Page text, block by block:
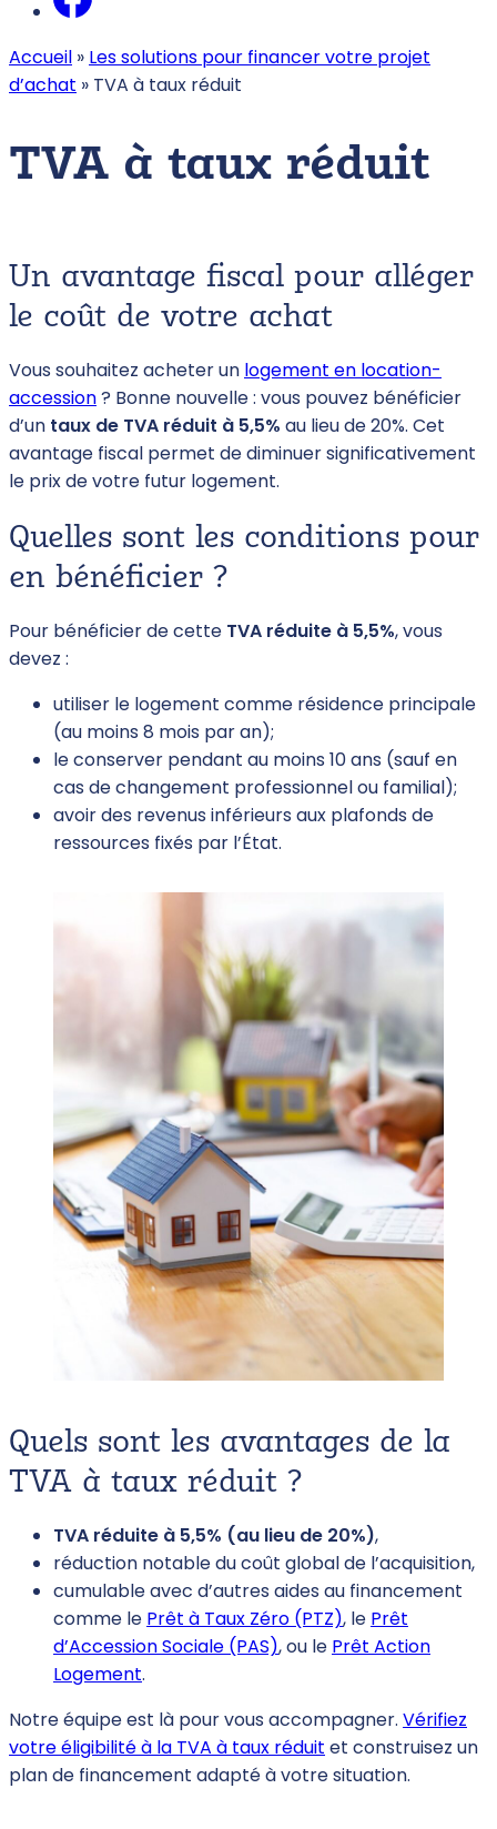
Accueil » Les solutions pour financer votre projet
d’achat » TVA à taux réduit
TVA à taux réduit
Un avantage fiscal pour alléger
le coût de votre achat
Vous souhaitez acheter un logement en location-
accession? Bonne nouvelle : vous pouvez bénéficier
d’un taux de TVA réduit à 5,5% au lieu de 20%. Cet
avantage fiscal permet de diminuer significativement
le prix de votre futur logement.
Quelles sont les conditions pour
en bénéficier ?
Pour bénéficier de cette TVA réduite à 5,5%, vous
devez :
utiliser le logement comme résidence principale
(au moins 8 mois par an);
le conserver pendant au moins 10 ans (sauf en
cas de changement professionnel ou familial);
avoir des revenus inférieurs aux plafonds de
ressources fixés par l’État.
Quels sont les avantages de la
TVA à taux réduit ?
TVA réduite à 5,5% (au lieu de 20%),
réduction notable du coût global de l’acquisition,
cumulable avec d’autres aides au financement
comme le Prêt à Taux Zéro (PTZ), le Prêt
d’Accession Sociale (PAS), ou le Prêt Action
Logement.
Notre équipe est là pour vous accompagner. Vérifiez
votre éligibilité à la TVA à taux réduit et construisez un
plan de financement adapté à votre situation.